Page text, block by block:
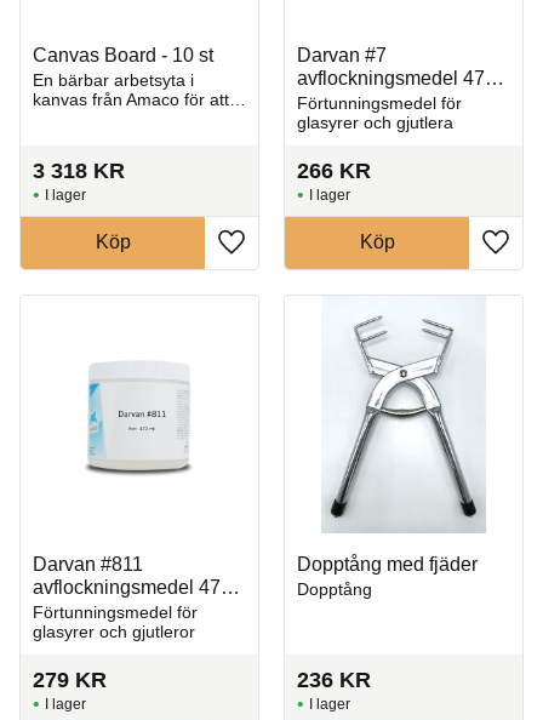
Canvas Board - 10 st
En bärbar arbetsyta i
kanvas från Amaco för att
3 318 KR
Lägg till i favoriter
I lager
Köp
Darvan #7
avflockningsmedel 473
ml
Förtunningsmedel för
glasyrer och gjutlera
266 KR
Lägg
I lager
Köp
Darvan #811
avflockningsmedel 473
ml
Förtunningsmedel för
glasyrer och gjutleror
279 KR
I lager
Dopptång med fjäder
Dopptång
236 KR
I lager